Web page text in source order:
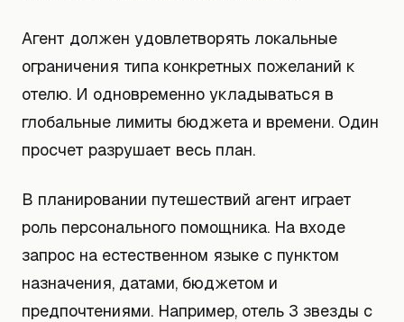
Агент должен удовлетворять локальные
ограничения типа конкретных пожеланий к
отелю. И одновременно укладываться в
глобальные лимиты бюджета и времени. Один
просчет разрушает весь план.
В планировании путешествий агент играет
роль персонального помощника. На входе
запрос на естественном языке с пунктом
назначения, датами, бюджетом и
предпочтениями. Например, отель 3 звезды с